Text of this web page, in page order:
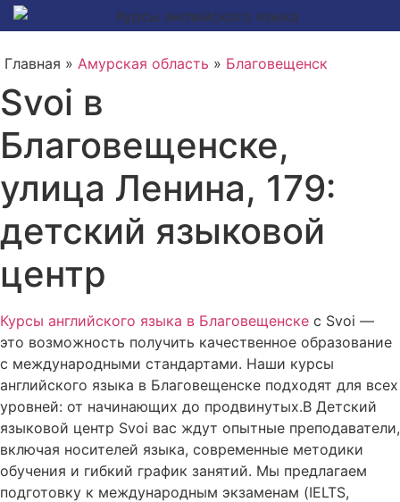
Главная » Амурская область » Благовещенск
Svoi в
Благовещенске,
улица Ленина, 179:
детский языковой
центр
Курсы английского языка в Благовещенске с Svoi —
это возможность получить качественное образование
с международными стандартами. Наши курсы
английского языка в Благовещенске подходят для всех
уровней: от начинающих до продвинутых.В Детский
языковой центр Svoi вас ждут опытные преподаватели,
включая носителей языка, современные методики
обучения и гибкий график занятий. Мы предлагаем
подготовку к международным экзаменам (IELTS,